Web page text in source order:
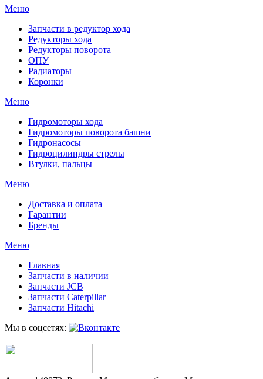
Меню
Запчасти в редуктор хода
Редукторы хода
Редукторы поворота
ОПУ
Радиаторы
Коронки
Меню
Гидромоторы хода
Гидромоторы поворота башни
Гидронасосы
Гидроцилиндры стрелы
Втулки, пальцы
Меню
Доставка и оплата
Гарантии
Бренды
Меню
Главная
Запчасти в наличии
Запчасти JCB
Запчасти Caterpillar
Запчасти Hitachi
Мы в соцсетях: